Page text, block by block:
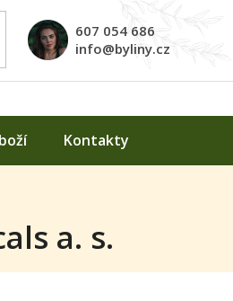
607 054 686
info@byliny.cz
Kontakty
a. s.